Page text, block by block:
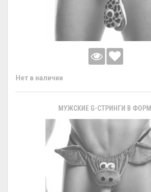
Нет в наличии
МУЖСКИЕ G-СТРИНГИ В